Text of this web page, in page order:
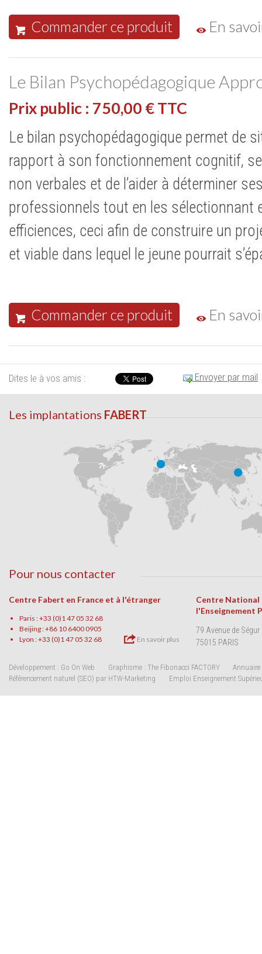
Commander ce produit En
Le Bilan Psychopédagogique
Prix public : 750,00 € TTC
Le bilan psychopédagogique permet de
rapport à son fonctionnement cognitif,
non verbales et de l’aider à déterminer
professionnels tout en les sélectionnant
efficiences, ceci afin de construire un
et viable dans lequel le jeune pourrait
Commander ce produit En
Dites le à vos amis : Envoyer par mail
Les implantations FABERT
Pour nous contacter
Centre Fabert en France et à l'étranger
Paris : +33 (0)1 47 05 32 68
Beijing : +86 10 6400 0905
Lyon : +33 (0)1 47 05 32 68
En savoir plus
Centre National
l'Enseignement
79 Avenue de Ségur
75015 PARIS
Développement : Go On Web Graphisme : The Fibonacci FACTORY
Annuaire
Référencement naturel (SEO) par HTW-Marketing
Emploi Enseignement